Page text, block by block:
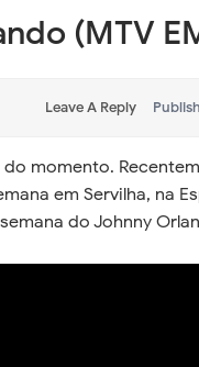
(MTV
Leave A Reply
momento.
em Servilha, na
do Johnny